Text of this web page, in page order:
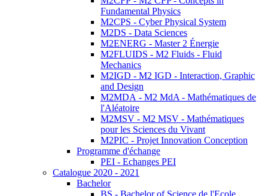
Fundamental Physics
M2CPS - Cyber Physical System
M2DS - Data Sciences
M2ENERG - Master 2 Énergie
M2FLUIDS - M2 Fluids - Fluid
Mechanics
M2IGD - M2 IGD - Interaction, Graphic
and Design
M2MDA - M2 MdA - Mathématiques de
l'Aléatoire
M2MSV - M2 MSV - Mathématiques
pour les Sciences du Vivant
M2PIC - Projet Innovation Conception
Programme d'échange
PEI - Echanges PEI
Catalogue 2020 - 2021
Bachelor
BS - Bachelor of Science de l'Ecole